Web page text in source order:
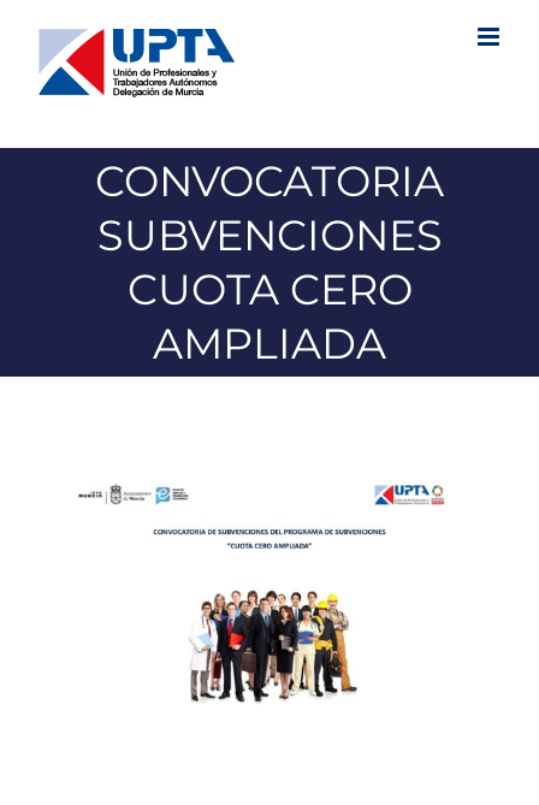
contenido
CONVOCATORIA
SUBVENCIONES
CUOTA CERO
AMPLIADA
imagen